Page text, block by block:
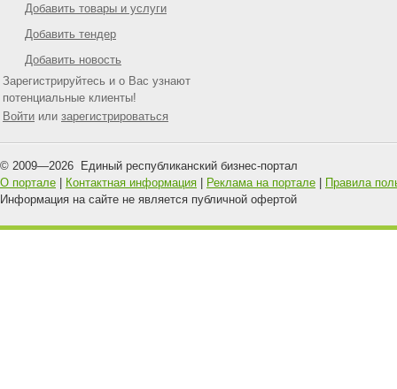
Добавить товары и услуги
Добавить тендер
Добавить новость
Зарегистрируйтесь и о Вас узнают
потенциальные клиенты!
Войти или зарегистрироваться
© 2009—2026 Единый республиканский бизнес-портал
О портале
Контактная информация Реклама на портале
Правила
Информация на сайте не является публичной офертой